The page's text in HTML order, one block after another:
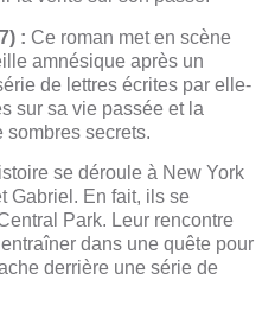
: Ce roman met en scène
amnésique après un
de lettres écrites par elle-
sur sa vie passée et la
sombres secrets.
se déroule à New York
Gabriel. En fait, ils se
Park. Leur rencontre
dans une quête pour
derrière une série de